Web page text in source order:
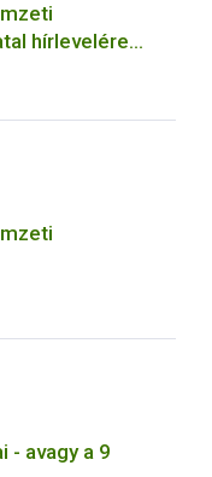
hírlevelére
érintetti jogok
- avagy a 9